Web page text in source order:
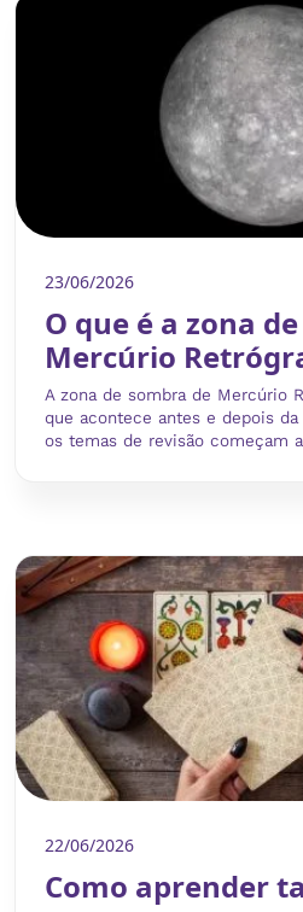
23/06/2026
O que é a zona
Mercúrio
A zona de sombra de Mercúrio
que acontece antes e depois da
os temas de revisão começam
22/06/2026
Como aprender